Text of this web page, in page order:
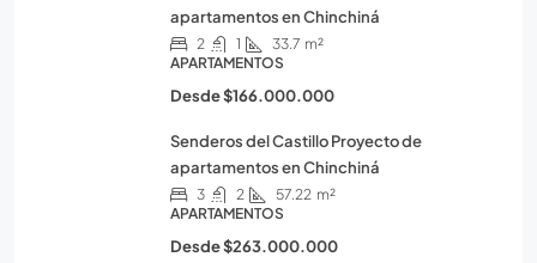
apartamentos en Chinchiná
2 1 33.7 m²
APARTAMENTOS
Desde$166.000.000
Senderos del Castillo Proyecto de
apartamentos en Chinchiná
3 2 57.22 m²
APARTAMENTOS
Desde$263.000.000